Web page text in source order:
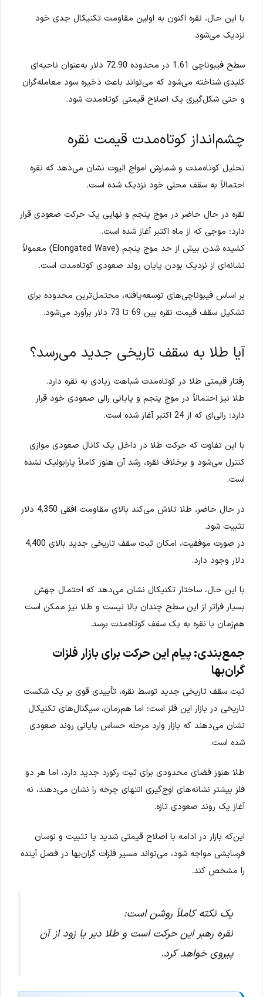
با این حال، نقره اکنون به اولین مقاومت تکنیکال جدی خود
نزدیک می‌شود.
سطح فیبوناچی 1.61 در محدوده 72.90 دلار به‌عنوان ناحیه‌ای
کلیدی شناخته می‌شود که می‌تواند باعث ذخیره سود معامله‌گران
و حتی شکل‌گیری یک اصلاح قیمتی کوتاه‌مدت شود.
چشم‌انداز کوتاه‌مدت قیمت نقره
تحلیل کوتاه‌مدت و شمارش امواج الیوت نشان می‌دهد که نقره
احتمالاً به سقف محلی خود نزدیک شده است.
نقره در حال حاضر در موج پنجم و نهایی یک حرکت صعودی قرار
دارد؛ موجی که از ماه اکتبر آغاز شده است.
کشیده شدن بیش از حد موج پنجم (Elongated Wave) معمولاً
نشانه‌ای از نزدیک بودن پایان روند صعودی کوتاه‌مدت است.
بر اساس فیبوناچی‌های توسعه‌یافته، محتمل‌ترین محدوده برای
تشکیل سقف قیمت نقره بین 69 تا 73 دلار برآورد می‌شود.
آیا طلا به سقف تاریخی جدید می‌رسد؟
رفتار قیمتی طلا در کوتاه‌مدت شباهت زیادی به نقره دارد.
طلا نیز احتمالاً در موج پنجم و پایانی رالی صعودی خود قرار
دارد؛ رالی‌ای که از 24 اکتبر آغاز شده است.
با این تفاوت که حرکت طلا در داخل یک کانال صعودی موازی
کنترل می‌شود و برخلاف نقره، رشد آن هنوز کاملاً پارابولیک نشده
است.
در حال حاضر، طلا تلاش می‌کند بالای مقاومت افقی 4,350 دلار
تثبیت شود.
در صورت موفقیت، امکان ثبت سقف تاریخی جدید بالای 4,400
دلار وجود دارد.
با این حال، ساختار تکنیکال نشان می‌دهد که احتمال جهش
بسیار فراتر از این سطح چندان بالا نیست و طلا نیز ممکن است
هم‌زمان با نقره به یک سقف کوتاه‌مدت برسد.
جمع‌بندی: پیام این حرکت برای بازار فلزات
گران‌بها
ثبت سقف تاریخی جدید توسط نقره، تأییدی قوی بر یک شکست
تاریخی در بازار این فلز است؛ اما هم‌زمان، سیگنال‌های تکنیکال
نشان می‌دهند که بازار وارد مرحله حساس پایانی روند صعودی
شده است.
طلا هنوز فضای محدودی برای ثبت رکورد جدید دارد، اما هر دو
فلز بیشتر نشانه‌های اوج‌گیری انتهای چرخه را نشان می‌دهند، نه
آغاز یک روند صعودی تازه.
این‌که بازار در ادامه با اصلاح قیمتی شدید یا تثبیت و نوسان
فرسایشی مواجه شود، می‌تواند مسیر فلزات گران‌بها در فصل آینده
را مشخص کند.
یک نکته کاملاً روشن است:
نقره رهبر این حرکت است و طلا دیر یا زود از آن
پیروی خواهد کرد.